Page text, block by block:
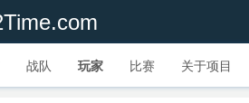
战队 玩家 比赛 关于项目